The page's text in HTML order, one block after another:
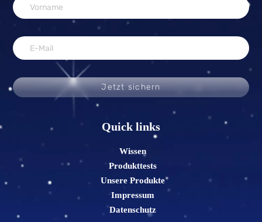
Jetzt sichern
Quick links
Wissen
Produkttests
Unsere Produkte
Impressum
Datenschutz